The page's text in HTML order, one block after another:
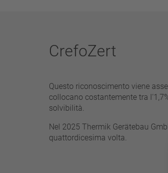
CrefoZert
Questo riconoscimento viene
collocano costantemente tra
solvibilità.
Nel 2025 Thermik Gerätebau
quattordicesima volta.